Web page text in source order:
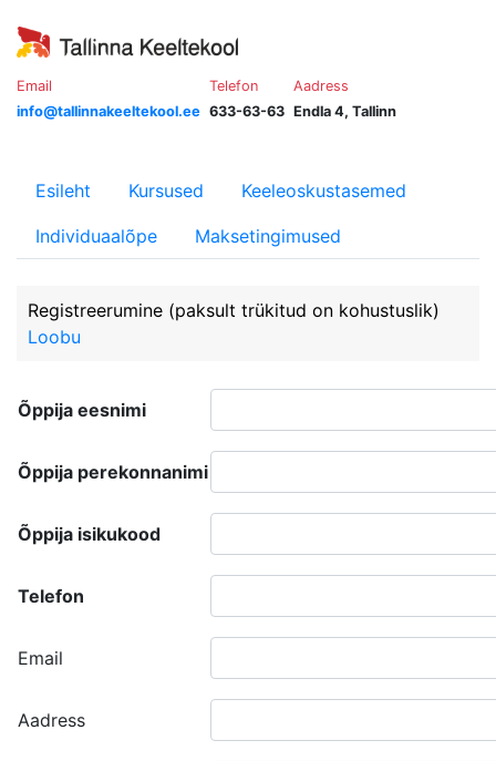
Email
info@tallinnakeeltekool.ee
Telefon
633-63-63
Aadress
Endla 4, Tallinn
Esileht Kursused Keeleoskustasemed
Individuaalõpe Maksetingimused
Registreerumine (paksult trükitud on kohustuslik)
Loobu
Õppija eesnimi
Õppija perekonnanimi
Õppija isikukood
Telefon
Email
Aadress